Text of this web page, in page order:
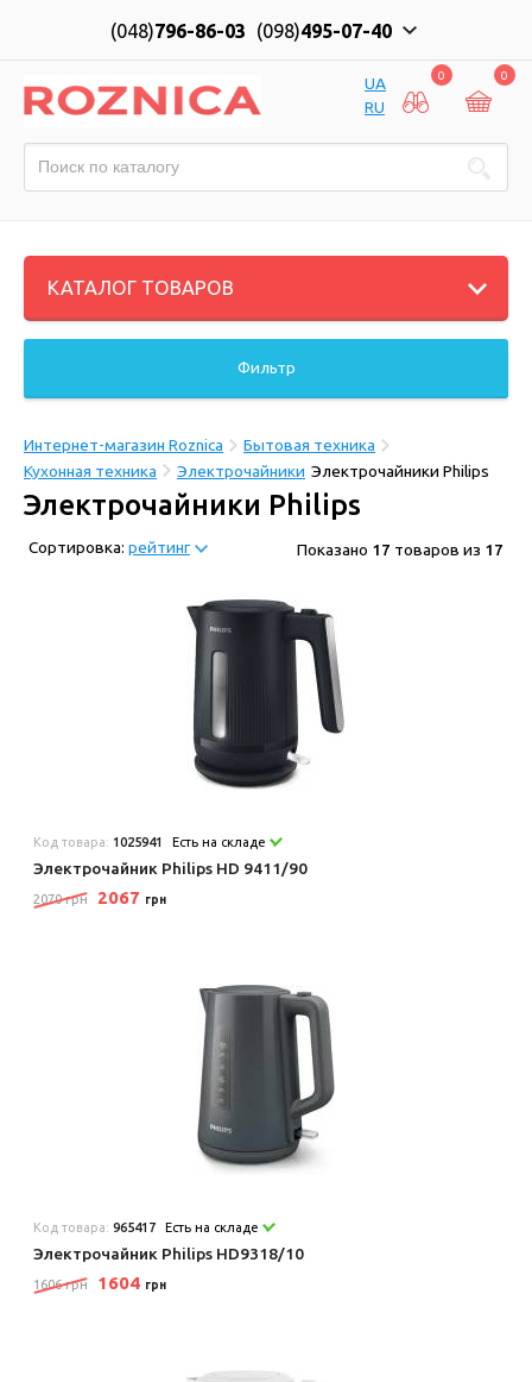
(048)796-86-03 (098)495-07-40
UA
RU
0 0
КАТАЛОГ ТОВАРОВ
Фильтр
Интернет-магазин Roznica
Бытовая техника
Кухонная техника
Электрочайники Электрочайники Philips
Электрочайники Philips
Сортировка: рейтинг Показано 17 товаров из 17
Код товара: 1025941 Есть на складе
Электрочайник Philips HD 9411/90
2070 грн 2067 грн
Код товара:965417 Есть на складе
Электрочайник Philips HD9318/10
1606 грн 1604 грн